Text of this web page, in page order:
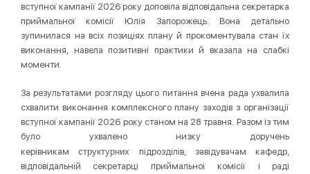
вступної кампанії 2026 року доповіла відповідальна секретарка
приймальної комісії Юлія Запорожець. Вона детально
зупинилася на всіх позиціях плану й прокоментувала стан їх
виконання, навела позитивні практики й вказала на слабкі
моменти.
За результатами розгляду цього питання вчена рада ухвалила
схвалити виконання комплексного плану заходів з організації
вступної кампанії 2026 року станом на 28 травня. Разом із тим
було ухвалено низку доручень
керівникам структурних
підрозділів, завідувачам кафедр,
відповідальній секретарці приймальної комісії і раді